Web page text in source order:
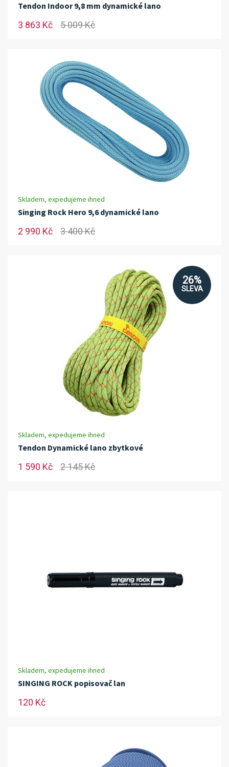
Tendon Indoor 9,8 mm dynamické lano
3 863 Kč 5 009 Kč
Skladem, expedujeme ihned
Singing Rock Hero 9,6 dynamické lano
2 990 Kč 3 400 Kč
26%
SLEVA
Skladem, expedujeme ihned
Tendon Dynamické lano zbytkové
1 590 Kč 2 145 Kč
Skladem, expedujeme ihned
SINGING ROCK popisovač lan
120 Kč